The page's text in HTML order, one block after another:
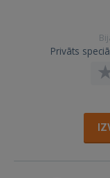
Privāts